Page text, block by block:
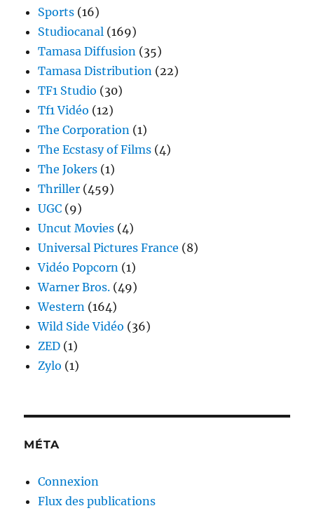
Sports (16)
Studiocanal (169)
Tamasa Diffusion (35)
Tamasa Distribution (22)
TF1 Studio (30)
Tf1 Vidéo (12)
The Corporation (1)
The Ecstasy of Films (4)
The Jokers (1)
Thriller (459)
UGC (9)
Uncut Movies (4)
Universal Pictures France (8)
Vidéo Popcorn (1)
Warner Bros. (49)
Western (164)
Wild Side Vidéo (36)
ZED (1)
Zylo (1)
MÉTA
Connexion
Flux des publications